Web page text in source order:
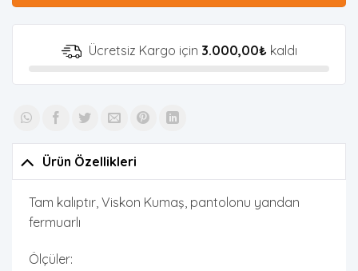
Ücretsiz Kargo için 3.000,00₺kaldı
Ürün Özellikleri
Tam kalıptır, Viskon Kumaş, pantolonu yandan
fermuarlı
Ölçüler: